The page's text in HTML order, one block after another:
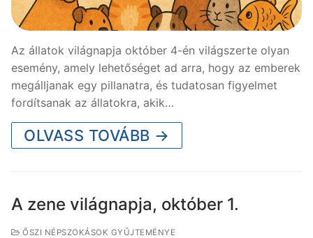
Az állatok világnapja október 4-én világszerte olyan
esemény, amely lehetőséget ad arra, hogy az emberek
megálljanak egy pillanatra, és tudatosan figyelmet
fordítsanak az állatokra, akik…
OLVASS TOVÁBB →
A zene világnapja, október 1.
ŐSZI NÉPSZOKÁSOK GYŰJTEMÉNYE